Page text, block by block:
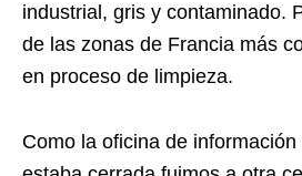
industrial, gris y contaminado.
de las zonas de Francia más
en proceso de limpieza.
Como la oficina de